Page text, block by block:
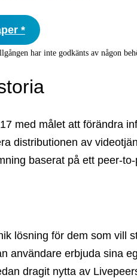
*
har inte godkänts av någon
med målet att förändra
distributionen av
baserat på ett peer-
lösning för dem som vill
användare erbjuda sina
dragit nytta av